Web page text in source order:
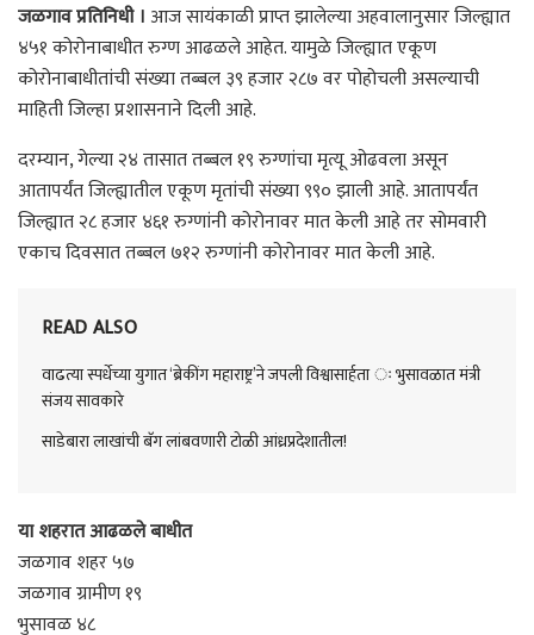
जळगाव प्रतिनिधी । आज सायंकाळी प्राप्त झालेल्या अहवालानुसार जिल्ह्यात
४५१ कोरोनाबाधीत रुग्ण आढळले आहेत. यामुळे जिल्ह्यात एकूण
कोरोनाबाधीतांची संख्या तब्बल ३९ हजार २८७ वर पोहोचली असल्याची
माहिती जिल्हा प्रशासनाने दिली आहे.
दरम्यान, गेल्या २४ तासात तब्बल १९ रुग्णांचा मृत्यू ओढवला असून
आतापर्यंत जिल्ह्यातील एकूण मृतांची संख्या ९९० झाली आहे. आतापर्यंत
जिल्ह्यात २८ हजार ४६१ रुग्णांनी कोरोनावर मात केली आहे तर सोमवारी
एकाच दिवसात तब्बल ७१२ रुग्णांनी कोरोनावर मात केली आहे.
READ ALSO
वाढत्या स्पर्धेच्या युगात ‘ब्रेकींग महाराष्ट्र’ने जपली विश्वासार्हता ः भुसावळात मंत्री
संजय सावकारे
साडेबारा लाखांची बॅग लांबवणारी टोळी आंध्रप्रदेशातील!
या शहरात आढळले बाधीत
जळगाव शहर ५७
जळगाव ग्रामीण १९
भुसावळ ४८